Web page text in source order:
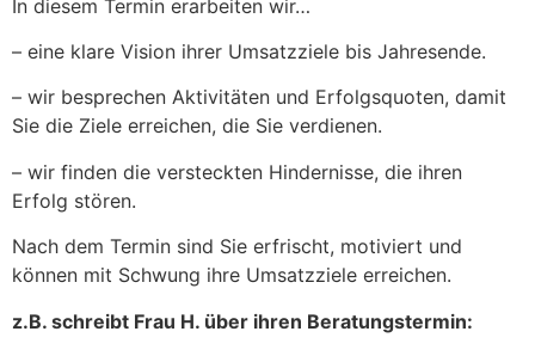
In diesem Termin erarbeiten wir…
– eine klare Vision ihrer Umsatzziele bis Jahresende.
– wir besprechen Aktivitäten und Erfolgsquoten, damit
Sie die Ziele erreichen, die Sie verdienen.
– wir finden die versteckten Hindernisse, die ihren
Erfolg stören.
Nach dem Termin sind Sie erfrischt, motiviert und
können mit Schwung ihre Umsatzziele erreichen.
z.B. schreibt Frau H. über ihren Beratungstermin: